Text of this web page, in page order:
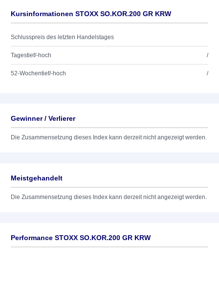
Kursinformationen STOXX SO.KOR.200 GR KRW
Schlusspreis des letzten Handelstages
Tagestief/-hoch /
52-Wochentief/-hoch /
Gewinner / Verlierer
Die Zusammensetzung dieses Index kann derzeit nicht angezeigt werden.
Meistgehandelt
Die Zusammensetzung dieses Index kann derzeit nicht angezeigt werden.
Performance STOXX SO.KOR.200 GR KRW